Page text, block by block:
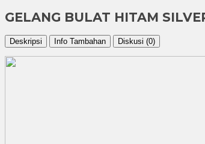
GELANG BULAT HITAM
Deskripsi Info Tambahan Diskusi (0)